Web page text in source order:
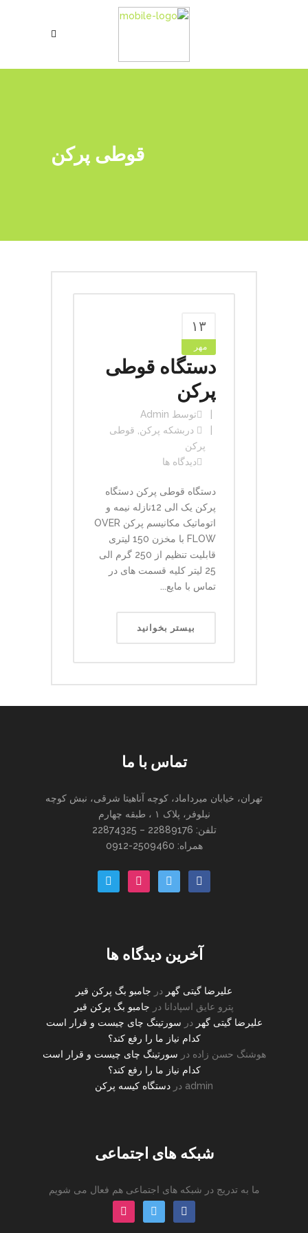
قوطی پرکن
۱۳
مهر
دستگاه قوطی
پرکن
توسط Admin
در بشکه پرکن قوطی
پرکن
دیدگاه ها
دستگاه قوطی پرکن دستگاه
پرکن یک الی 12نازله نیمه و
اتوماتیک مکانیسم پرکن OVER
FLOW با مخزن 150 لیتری
قابلیت تنظیم از 250 گرم الی
25 لیتر کلیه قسمت های در
تماس با مایع...
بیستر بخوانید
تماس با ما
تهران، خیابان میرداماد، کوچه آناهیتا شرقی، نبش کوچه
نیلوفر، پلاک ۱ ، طبقه چهارم
تلفن: 22889176 – 22874325
همراه: 2509460-0912
facebook
twitter
instagram
paper-
plane-
آخرین دیدگاه ها
علیرضا گیتی گهر در جامبو بگ پرکن قیر
پترو عایق اسپادانا در جامبو بگ پرکن قیر
علیرضا گیتی گهر در سورتینگ چای چیست و قرار است
کدام نیاز ما را رفع کند؟
هوشنگ حسن زاده در سورتینگ چای چیست و قرار است
کدام نیاز ما را رفع کند؟
admin در دستگاه کیسه پرکن
شبکه های اجتماعی
ما به تدریج در شبکه های اجتماعی هم فعال می شویم
facebook
twitter
instagram